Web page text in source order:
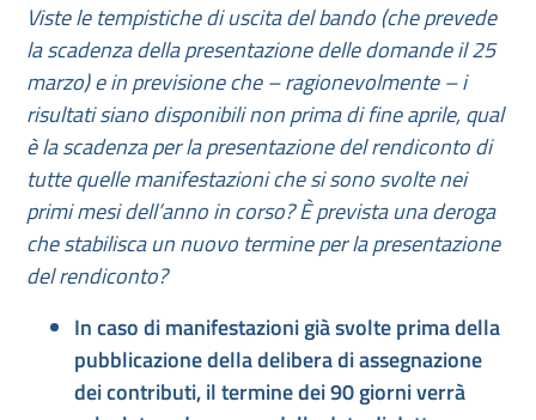
Viste le tempistiche di uscita del bando (che prevede
la scadenza della presentazione delle domande il 25
marzo) e in previsione che – ragionevolmente – i
risultati siano disponibili non prima di fine aprile, qual
è la scadenza per la presentazione del rendiconto di
tutte quelle manifestazioni che si sono svolte nei
primi mesi dell’anno in corso? È prevista una deroga
che stabilisca un nuovo termine per la presentazione
del rendiconto?
In caso di manifestazioni già svolte prima della
pubblicazione della delibera di assegnazione
dei contributi, il termine dei 90 giorni verrà